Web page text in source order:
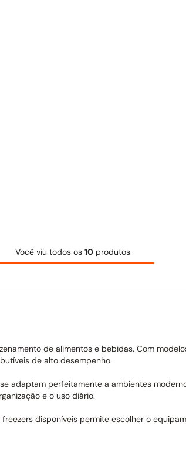
Você viu todos os 10 produtos
de alimentos e bebidas. Com
de alto desempenho.
adaptam perfeitamente a ambientes
e o uso diário.
disponíveis permite escolher o